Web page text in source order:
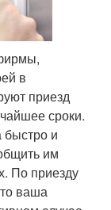
в
приезд
сроки.
и
им
По приезду
ваша